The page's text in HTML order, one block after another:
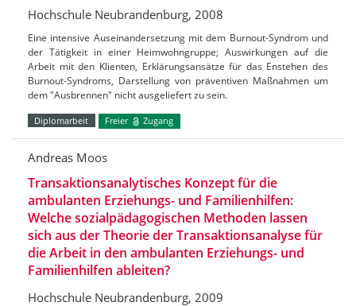
Hochschule Neubrandenburg, 2008
Eine intensive Auseinandersetzung mit dem Burnout-Syndrom und
der Tätigkeit in einer Heimwohngruppe; Auswirkungen auf die
Arbeit mit den Klienten, Erklärungsansätze für das Enstehen des
Burnout-Syndroms, Darstellung von präventiven Maßnahmen um
dem "Ausbrennen" nicht ausgeliefert zu sein.
Diplomarbeit Freier Zugang
Andreas Moos
Transaktionsanalytisches Konzept für die
ambulanten Erziehungs- und Familienhilfen:
Welche sozialpädagogischen Methoden lassen
sich aus der Theorie der Transaktionsanalyse für
die Arbeit in den ambulanten Erziehungs- und
Familienhilfen ableiten?
Hochschule Neubrandenburg, 2009